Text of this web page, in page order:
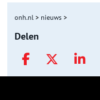
onh.nl > nieuws >
Delen